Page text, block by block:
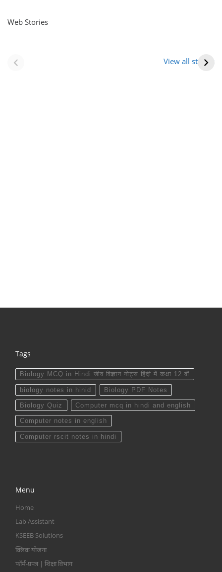
Web Stories
View all stories
(राजस्थान) |
Formation Of New
आभूषण (women’s
Tags
Biology MCQ in Hindi जीव विज्ञान नोट्स हिंदी में कक्षा 12 वीं
biology notes in hinid Biology PDF Notes
Biology Quiz Computer mcq in hindi and english
Computer notes in english
Computer rscit notes in hindi
Menu
Home
Lab Assistant
KSEEB Solutions
क्लिक योजना
फॉर्म-प्रपत्र | शिक्षा विभाग